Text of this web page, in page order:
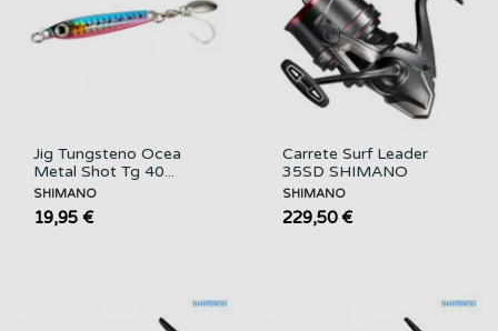
Jig Tungsteno Ocea
Metal Shot Tg 40...
SHIMANO
19,95 €
Carrete Surf Leader
35SD SHIMANO
SHIMANO
229,50 €